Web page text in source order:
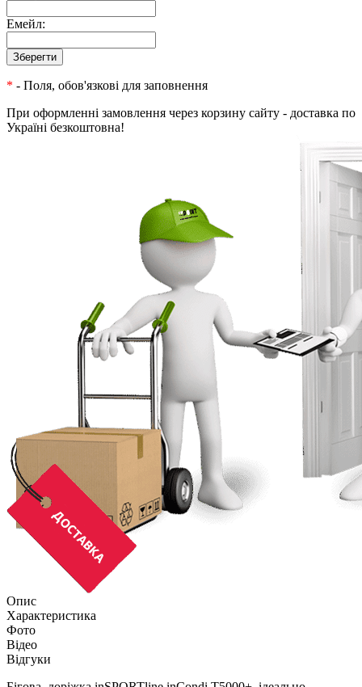
Емейл:
* - Поля, обов'язкові для заповнення
При оформленні замовлення через корзину сайту - доставка по
Україні безкоштовна!
Опис
Характеристика
Фото
Відео
Відгуки